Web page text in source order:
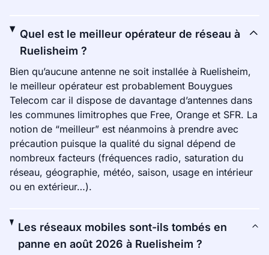
Quel est le meilleur opérateur de réseau à
Ruelisheim ?
Bien qu’aucune antenne ne soit installée à Ruelisheim,
le meilleur opérateur est probablement Bouygues
Telecom car il dispose de davantage d’antennes dans
les communes limitrophes que Free, Orange et SFR. La
notion de “meilleur” est néanmoins à prendre avec
précaution puisque la qualité du signal dépend de
nombreux facteurs (fréquences radio, saturation du
réseau, géographie, météo, saison, usage en intérieur
ou en extérieur…).
Les réseaux mobiles sont-ils tombés en
panne en août 2026 à Ruelisheim ?